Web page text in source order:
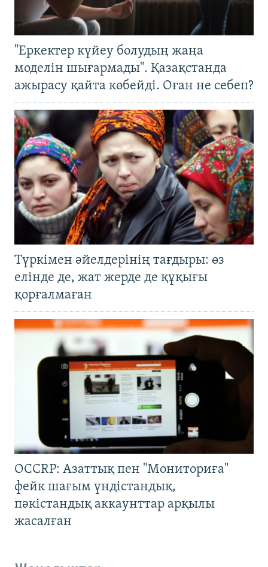
"Еркектер күйеу болудың жаңа
моделін шығармады". Қазақстанда
ажырасу қайта көбейді. Оған не себеп?
Түркімен әйелдерінің тағдыры: өз
елінде де, жат жерде де құқығы
қорғалмаған
OCCRP: Азаттық пен "Мониториға"
фейк шағым үндістандық,
пәкістандық аккаунттар арқылы
жасалған